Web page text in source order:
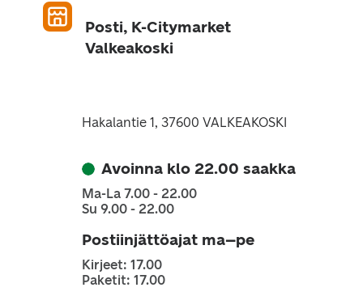
Posti, K-Citymarket
Valkeakoski
Hakalantie 1, 37600 VALKEAKOSKI
Avoinna klo 22.00 saakka
Ma-La 7.00 - 22.00
Su 9.00 - 22.00
Postiinjättöajat ma–pe
Kirjeet: 17.00
Paketit: 17.00